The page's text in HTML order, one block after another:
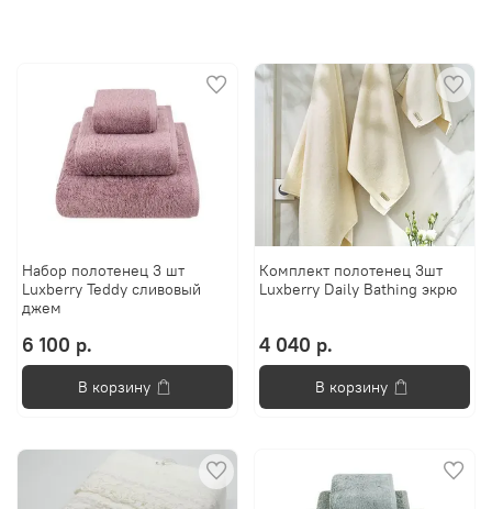
Набор полотенец 3 шт
Luxberry Teddy сливовый
джем
6 100 р.
В корзину
Комплект полотенец 3шт
Luxberry Daily Bathing экрю
4 040 р.
В корзину